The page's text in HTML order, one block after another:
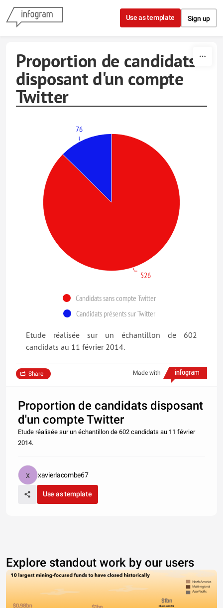
Skip to content
Use as template Sign up
Proportion de candidats
disposant d'un compte
Twitter
Candidats sans compte Twitter
Candidats présents sur Twitter
526
76
Etude réalisée sur un échantillon de 602
candidats au 11 février 2014.
Made with
Share
Proportion de candidats disposant
d'un compte Twitter
Etude réalisée sur un échantillon de 602 candidats au 11 février
2014.
xavierlacombe67
Use as template
Explore standout work by our users